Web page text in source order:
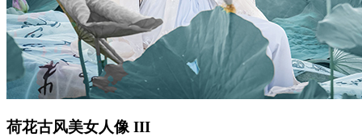
荷花古风美女人像 III